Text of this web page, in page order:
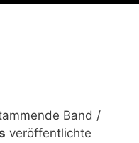
Band /
veröffentlichte